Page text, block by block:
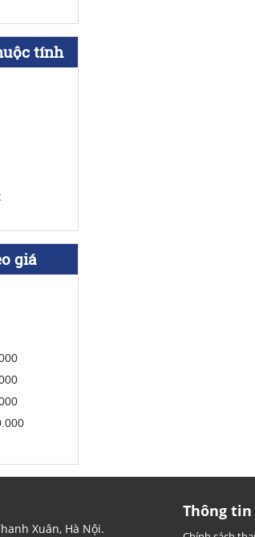
tính
giá
Xuân, Hà Nội.
Thông tin